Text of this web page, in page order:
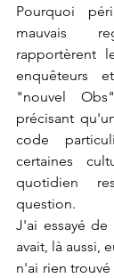
Pourquoi
mauvais
rapportèrent
enquêteurs
"nouvel
précisant
code
certaines
quotidien
question.
J'ai essayé de
avait, là aussi,
n'ai rien trouvé